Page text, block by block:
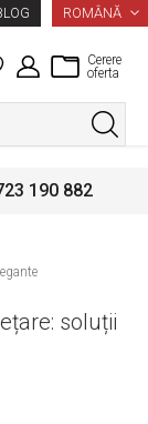
LIMBA
ROMÂNĂ
Cerere
oferta
190 882
soluții